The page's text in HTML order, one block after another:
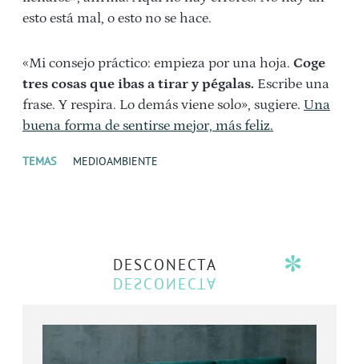
esto está mal, o esto no se hace.
«Mi consejo práctico: empieza por una hoja. Coge
tres cosas que ibas a tirar y pégalas. Escribe una
frase. Y respira. Lo demás viene solo», sugiere. Una
buena forma de sentirse mejor, más feliz.
TEMAS MEDIOAMBIENTE
DESCONECTA